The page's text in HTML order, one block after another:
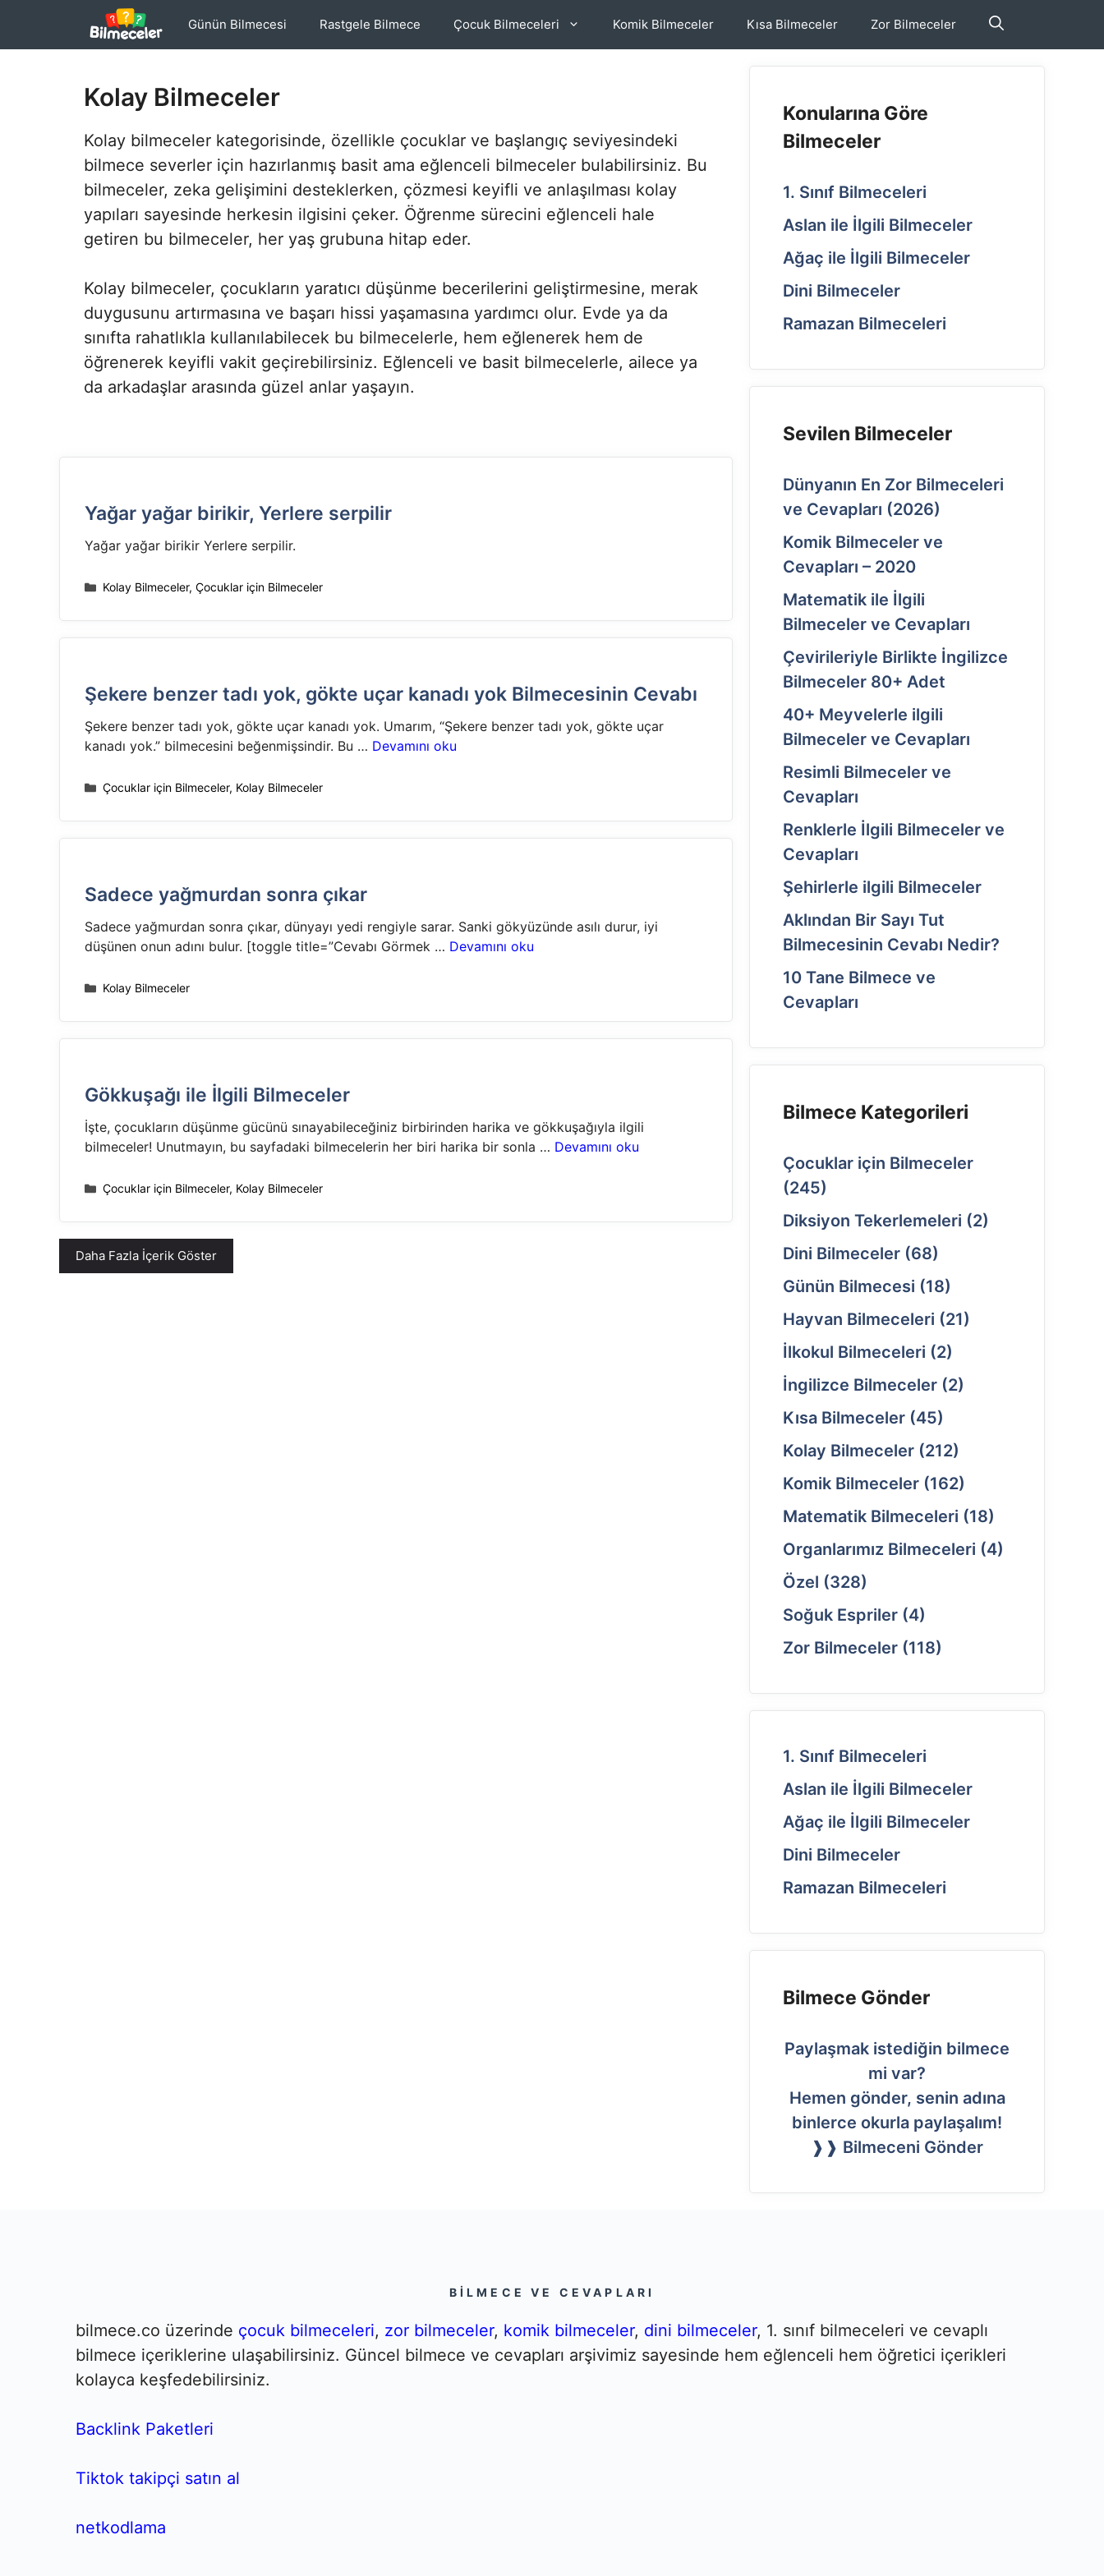
Günün Bilmecesi Rastgele Bilmece Çocuk Bilmeceleri Komik Bilmeceler Kısa Bilmeceler Zor Bilmeceler
Kolay Bilmeceler
Kolay bilmeceler kategorisinde, özellikle çocuklar ve başlangıç seviyesindeki
bilmece severler için hazırlanmış basit ama eğlenceli bilmeceler bulabilirsiniz. Bu
bilmeceler, zeka gelişimini desteklerken, çözmesi keyifli ve anlaşılması kolay
yapıları sayesinde herkesin ilgisini çeker. Öğrenme sürecini eğlenceli hale
getiren bu bilmeceler, her yaş grubuna hitap eder.
Kolay bilmeceler, çocukların yaratıcı düşünme becerilerini geliştirmesine, merak
duygusunu artırmasına ve başarı hissi yaşamasına yardımcı olur. Evde ya da
sınıfta rahatlıkla kullanılabilecek bu bilmecelerle, hem eğlenerek hem de
öğrenerek keyifli vakit geçirebilirsiniz. Eğlenceli ve basit bilmecelerle, ailece ya
da arkadaşlar arasında güzel anlar yaşayın.
Yağar yağar birikir, Yerlere serpilir
Yağar yağar birikir Yerlere serpilir.
Kategoriler
Kolay Bilmeceler,Çocuklar için Bilmeceler
Şekere benzer tadı yok, gökte uçar kanadı yok Bilmecesinin Cevabı
Şekere benzer tadı yok, gökte uçar kanadı yok. Umarım, “Şekere benzer tadı yok, gökte uçar
kanadı yok.” bilmecesini beğenmişsindir. Bu … Devamını oku
Kategoriler
Çocuklar için Bilmeceler, Kolay Bilmeceler
Sadece yağmurdan sonra çıkar
Sadece yağmurdan sonra çıkar, dünyayı yedi rengiyle sarar. Sanki gökyüzünde asılı durur, iyi
düşünen onun adını bulur. [toggle title=”Cevabı Görmek … Devamını oku
Kategoriler
Kolay Bilmeceler
Gökkuşağı ile İlgili Bilmeceler
İşte, çocukların düşünme gücünü sınayabileceğiniz birbirinden harika ve gökkuşağıyla ilgili
bilmeceler! Unutmayın, bu sayfadaki bilmecelerin her biri harika bir sonla … Devamını oku
Kategoriler
Çocuklar için Bilmeceler, Kolay Bilmeceler
Daha Fazla İçerik Göster
Konularına Göre
Bilmeceler
1. Sınıf Bilmeceleri
Aslan ile İlgili Bilmeceler
Ağaç ile İlgili Bilmeceler
Dini Bilmeceler
Ramazan Bilmeceleri
Sevilen Bilmeceler
Dünyanın En Zor Bilmeceleri
ve Cevapları (2026)
Komik Bilmeceler ve
Cevapları – 2020
Matematik ile İlgili
Bilmeceler ve Cevapları
Çevirileriyle Birlikte İngilizce
Bilmeceler 80+ Adet
40+ Meyvelerle ilgili
Bilmeceler ve Cevapları
Resimli Bilmeceler ve
Cevapları
Renklerle İlgili Bilmeceler ve
Cevapları
Şehirlerle ilgili Bilmeceler
Aklından Bir Sayı Tut
Bilmecesinin Cevabı Nedir?
10 Tane Bilmece ve
Cevapları
Bilmece Kategorileri
Çocuklar için Bilmeceler
(245)
Diksiyon Tekerlemeleri (2)
Dini Bilmeceler (68)
Günün Bilmecesi (18)
Hayvan Bilmeceleri (21)
İlkokul Bilmeceleri (2)
İngilizce Bilmeceler (2)
Kısa Bilmeceler (45)
Kolay Bilmeceler (212)
Komik Bilmeceler (162)
Matematik Bilmeceleri (18)
Organlarımız Bilmeceleri (4)
Özel (328)
Soğuk Espriler (4)
Zor Bilmeceler (118)
1. Sınıf Bilmeceleri
Aslan ile İlgili Bilmeceler
Ağaç ile İlgili Bilmeceler
Dini Bilmeceler
Ramazan Bilmeceleri
Bilmece Gönder
Paylaşmak istediğin bilmece
mi var?
Hemen gönder, senin adına
binlerce okurla paylaşalım!
❱❱ Bilmeceni Gönder
BILMECE VE CEVAPLARI
bilmece.co üzerinde çocuk bilmeceleri, zor bilmeceler, komik bilmeceler, dini bilmeceler, 1. sınıf bilmeceleri ve cevaplı
bilmece içeriklerine ulaşabilirsiniz. Güncel bilmece ve cevapları arşivimiz sayesinde hem eğlenceli hem öğretici içerikleri
kolayca keşfedebilirsiniz.
Backlink Paketleri
Tiktok takipçi satın al
netkodlama